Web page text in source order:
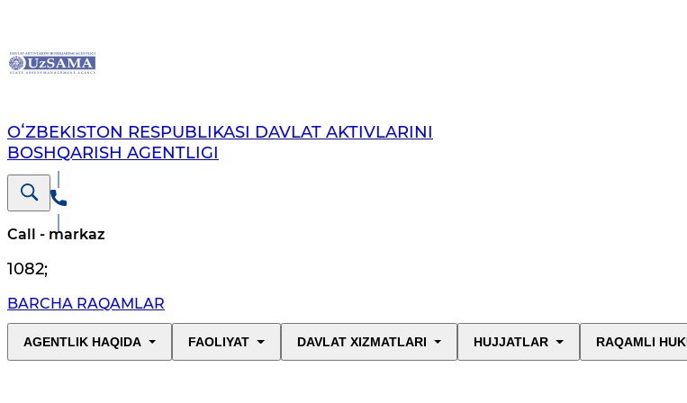
OʻZBEKISTON RESPUBLIKASI DAVLAT AKTIVLARINI
BOSHQARISH AGENTLIGI
Call - markaz
1082;
BARCHA RAQAMLAR
AGENTLIK HAQIDA FAOLIYAT DAVLAT XIZMATLARI HUJJATLAR RAQAMLI